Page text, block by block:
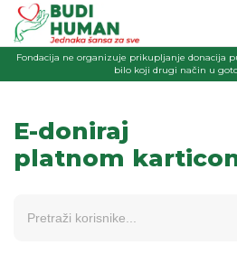
Fondacija ne organizuje prikupljanje donacija
bilo koji drugi način u
E-doniraj
platnom